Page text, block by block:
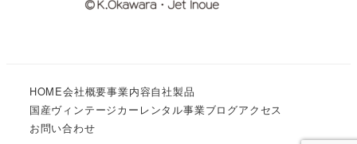
HOME会社概要事業内容自社製品
国産ヴィンテージカーレンタル事業ブログアクセス
お問い合わせ